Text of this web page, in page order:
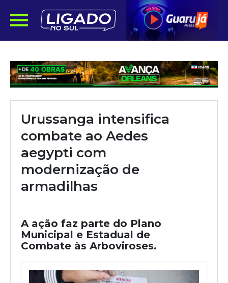
Urussanga intensifica
combate ao Aedes
aegypti com
modernização de
armadilhas
A ação faz parte do Plano
Municipal e Estadual de
Combate às Arboviroses.